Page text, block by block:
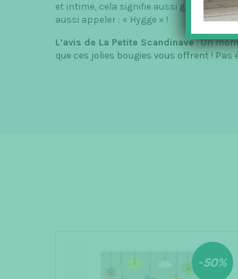
et intime, cela signifie aussi goûter aux
aussi appeler : « Hygge » !
L’avis de La Petite Scandinave: Un
que ces jolies bougies vous offrent ! Pas
-50%